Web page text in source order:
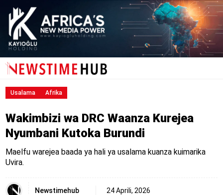
Usalama Afrika
Wakimbizi wa DRC Waanza Kurejea
Nyumbani Kutoka Burundi
Maelfu warejea baada ya hali ya usalama kuanza kuimarika
Uvira.
Newstimehub 24 Aprili, 2026